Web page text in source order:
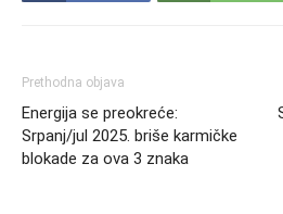
Prethodna objava
Energija se preokreće:
Srpanj/jul 2025. briše karmičke
blokade za ova 3 znaka